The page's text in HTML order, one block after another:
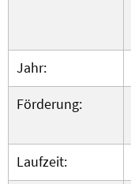
Jahr:
Förderung:
Laufzeit: